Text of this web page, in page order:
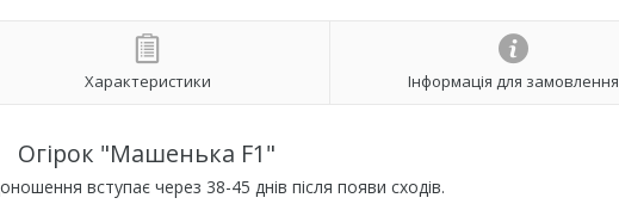
Характеристики Інформація для замовлення
Огірок "Машенька F1"
вступає через 38-45 днів після появи сходів.